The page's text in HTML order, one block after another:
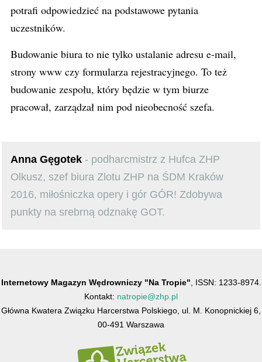
potrafi odpowiedzieć na podstawowe pytania
uczestników.
Budowanie biura to nie tylko ustalanie adresu e-mail,
strony www czy formularza rejestracyjnego. To też
budowanie zespołu, który będzie w tym biurze
pracował, zarządzał nim pod nieobecność szefa.
Anna Gęgotek - podharcmistrz z Hufca ZHP
Olkusz, szef biura Zlotu ZHP na ŚDM Kraków
2016, miłośniczka opery i gór GÓR! Zdobywa
punkty na srebrną odznakę GOT.
Internetowy Magazyn Wędrowniczy "Na Tropie" , ISSN: 1233-8974.
Kontakt: natropie@zhp.pl
Główna Kwatera Związku Harcerstwa Polskiego, ul. M. Konopnickiej 6,
00-491 Warszawa